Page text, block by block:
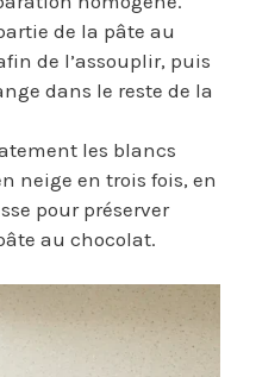
de la pâte au
de l’assouplir, puis
dans le reste de la
les blancs
neige en trois fois, en
pour préserver
au chocolat.